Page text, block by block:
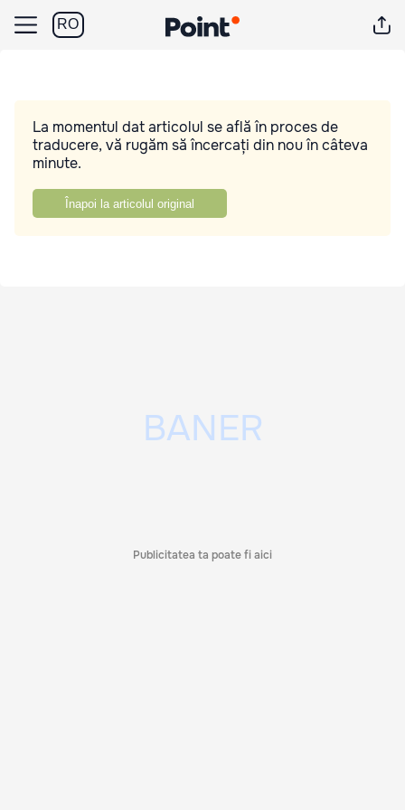
RO
La momentul dat articolul se află în proces de
traducere, vă rugăm să încercați din nou în câteva
minute.
Înapoi la articolul original
Publicitatea ta poate fi aici